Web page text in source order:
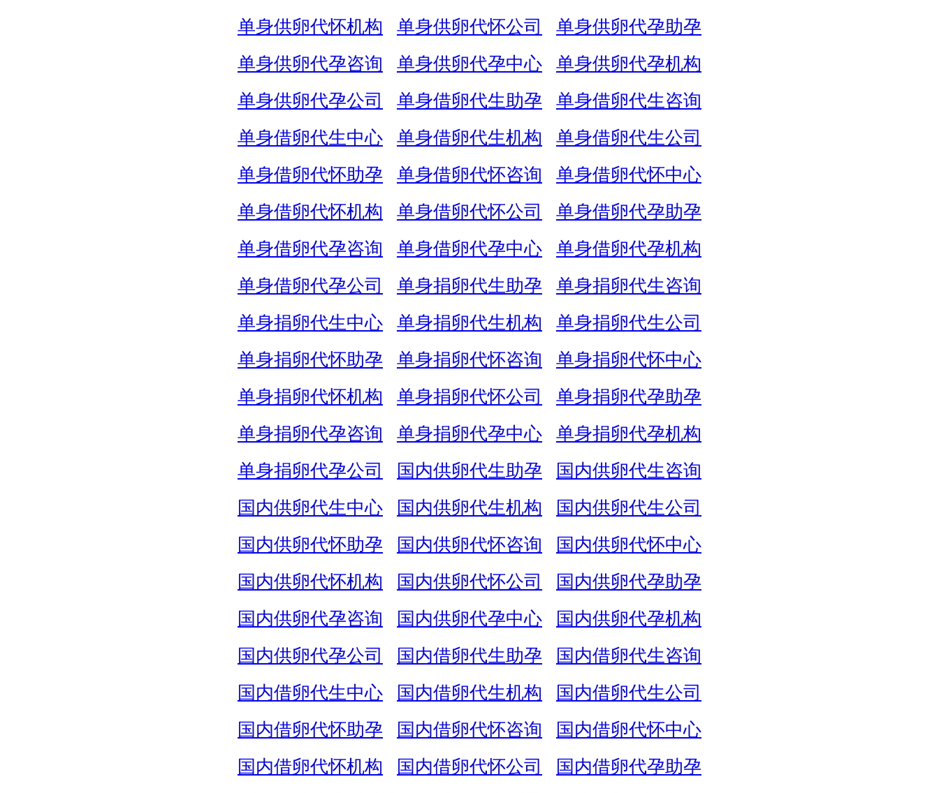
单身供卵代怀机构
单身供卵代怀公司
单身供卵代孕助孕
单身供卵代孕咨询
单身供卵代孕中心
单身供卵代孕机构
单身供卵代孕公司
单身借卵代生助孕
单身借卵代生咨询
单身借卵代生中心
单身借卵代生机构
单身借卵代生公司
单身借卵代怀助孕
单身借卵代怀咨询
单身借卵代怀中心
单身借卵代怀机构
单身借卵代怀公司
单身借卵代孕助孕
单身借卵代孕咨询
单身借卵代孕中心
单身借卵代孕机构
单身借卵代孕公司
单身捐卵代生助孕
单身捐卵代生咨询
单身捐卵代生中心
单身捐卵代生机构
单身捐卵代生公司
单身捐卵代怀助孕
单身捐卵代怀咨询
单身捐卵代怀中心
单身捐卵代怀机构
单身捐卵代怀公司
单身捐卵代孕助孕
单身捐卵代孕咨询
单身捐卵代孕中心
单身捐卵代孕机构
单身捐卵代孕公司
国内供卵代生助孕
国内供卵代生咨询
国内供卵代生中心
国内供卵代生机构
国内供卵代生公司
国内供卵代怀助孕
国内供卵代怀咨询
国内供卵代怀中心
国内供卵代怀机构
国内供卵代怀公司
国内供卵代孕助孕
国内供卵代孕咨询
国内供卵代孕中心
国内供卵代孕机构
国内供卵代孕公司
国内借卵代生助孕
国内借卵代生咨询
国内借卵代生中心
国内借卵代生机构
国内借卵代生公司
国内借卵代怀助孕
国内借卵代怀咨询
国内借卵代怀中心
国内借卵代怀机构
国内借卵代怀公司
国内借卵代孕助孕